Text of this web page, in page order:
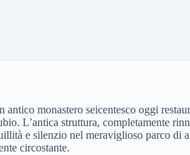
antico monastero seicentesco oggi
L’antica struttura, completamente
e silenzio nel meraviglioso parco di
circostante.